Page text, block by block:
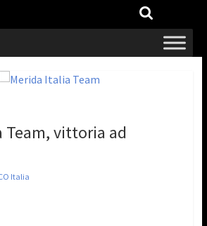
Team, vittoria ad
Italia